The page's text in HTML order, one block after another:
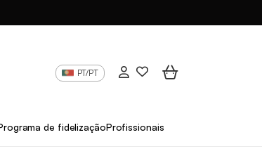
PT/PT
de fidelizaçãoProfissionais